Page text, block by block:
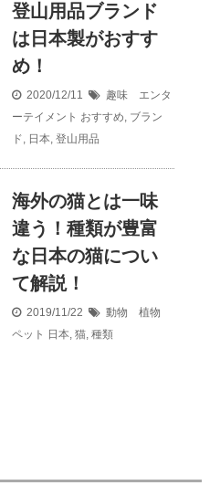
登山用品ブランド
は日本製がおすす
め！
2020/12/11
趣味 エンタ
ーテイメント おすすめ, ブラン
ド, 日本, 登山用品
海外の猫とは一味
違う！種類が豊富
な日本の猫につい
て解説！
2019/11/22
動物 植物
ペット 日本, 猫, 種類